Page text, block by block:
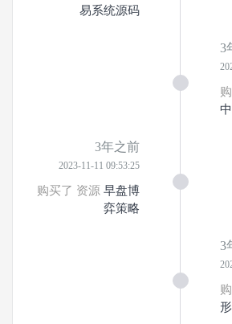
易系统源码
3
3年之前
2023-11-11 09:53:25
购买了 资源 早盘博
弈策略
3